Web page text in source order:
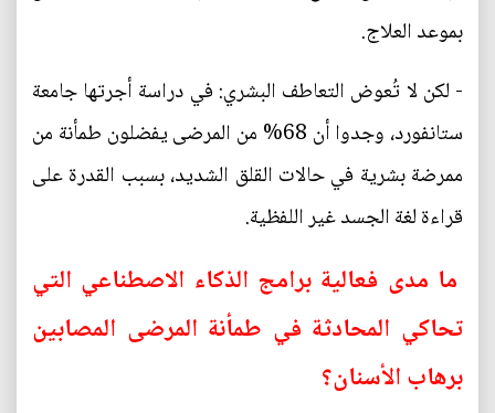
بموعد العلاج.
- لكن لا تُعوض التعاطف البشري: في دراسة أجرتها جامعة
ستانفورد، وجدوا أن 68% من المرضى يفضلون طمأنة من
ممرضة بشرية في حالات القلق الشديد، بسبب القدرة على
قراءة لغة الجسد غير اللفظية.
ما مدى فعالية برامج الذكاء الاصطناعي التي
تحاكي المحادثة في طمأنة المرضى المصابين
برهاب الأسنان؟